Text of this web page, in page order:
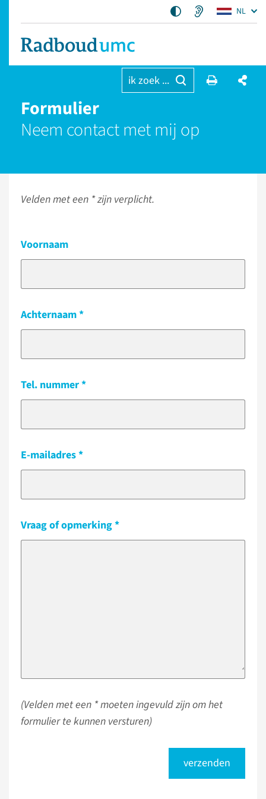
NL
ik zoek ...
Formulier
Neem contact met mij op
Velden met een * zijn verplicht.
Voornaam
Achternaam
Tel. nummer
E-mailadres
Vraag of opmerking
(Velden met een * moeten ingevuld zijn om het
formulier te kunnen versturen)
verzenden